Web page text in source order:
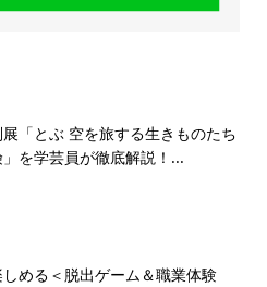
「とぶ 空を旅する生きものたち
を学芸員が徹底解説！...
める＜脱出ゲーム＆職業体験